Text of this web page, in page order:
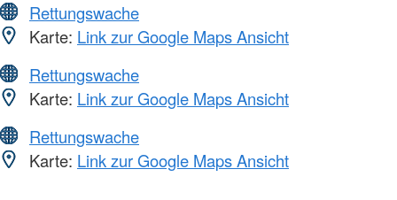
Rettungswache
Karte: Link zur Google Maps Ansicht
Rettungswache
Karte: Link zur Google Maps Ansicht
Rettungswache
Karte: Link zur Google Maps Ansicht